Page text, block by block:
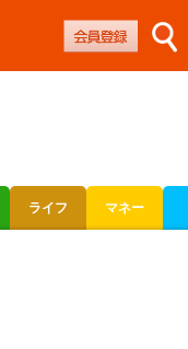
ライフ マネー